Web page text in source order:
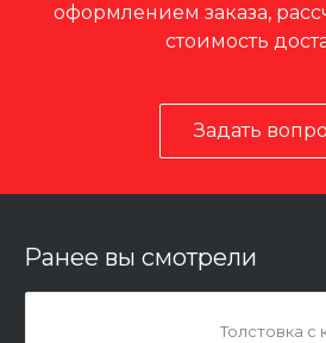
оформлением заказа,
стоимость
Задать
Ранее вы смотрели
Толстовка